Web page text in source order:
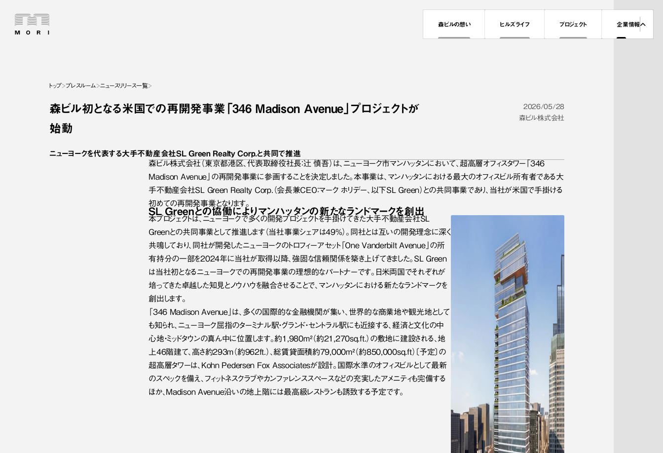
森ビルの想い ヒルズライフ プロジェクト 企業情報
トップ プレスルーム ニュースリリース一覧
森ビル初となる米国での再開発事業「346 Madison Avenue」プロジェクトが
始動
ニューヨークを代表する大手不動産会社SL Green Realty Corp.と共同で推進
2026/05/28
森ビル株式会社
森ビル株式会社（東京都港区、代表取締役社長：辻 慎吾）は、ニューヨーク市マンハッタンにおいて、超高層オフィスタワー「346
Madison Avenue」の再開発事業に参画することを決定しました。本事業は、マンハッタンにおける最大のオフィスビル所有者である大
手不動産会社SL Green Realty Corp.（会長兼CEO：マーク ホリデー、以下SL Green）との共同事業であり、当社が米国で手掛ける
初めての再開発事業となります。
SL Greenとの協働によりマンハッタンの新たなランドマークを創出
本プロジェクトは、ニューヨークで多くの開発プロジェクトを手掛けてきた大手不動産会社SL
Greenとの共同事業として推進します（当社事業シェアは49%）。同社とは互いの開発理念に深く
共鳴しており、同社が開発したニューヨークのトロフィーアセット「One Vanderbilt Avenue」の所
有持分の一部を2024年に当社が取得以降、強固な信頼関係を築き上げてきました。SL Green
は当社初となるニューヨークでの再開発事業の理想的なパートナーです。日米両国でそれぞれが
培ってきた卓越した知見とノウハウを融合させることで、マンハッタンにおける新たなランドマークを
創出します。
「346 Madison Avenue」は、多くの国際的な金融機関が集い、世界的な商業地や観光地として
も知られ、ニューヨーク屈指のターミナル駅・グランド・セントラル駅にも近接する、経済と文化の中
心地・ミッドタウンの真ん中に位置します。約1,980m²（約21,270sq.ft.）の敷地に建設される、地
上46階建て、高さ約293m（約962ft.）、総賃貸面積約79,000m²（約850,000sq.ft）〔予定〕の
超高層タワーは、Kohn Pedersen Fox Associatesが設計。国際水準のオフィスビルとして最新
のスペックを備え、フィットネスクラブやカンファレンススペースなどの充実したアメニティも完備する
ほか、Madison Avenue沿いの地上階には最高級レストランも誘致する予定です。